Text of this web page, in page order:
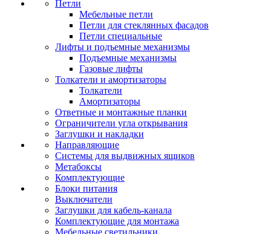
Петли
Мебельные петли
Петли для стеклянных фасадов
Петли специальные
Лифты и подъемные механизмы
Подъемные механизмы
Газовые лифты
Толкатели и амортизаторы
Толкатели
Амортизаторы
Ответные и монтажные планки
Ограничители угла открывания
Заглушки и накладки
Направляющие
Системы для выдвижных ящиков
Метабоксы
Комплектующие
Блоки питания
Выключатели
Заглушки для кабель-канала
Комплектующие для монтажа
Мебельные светильники